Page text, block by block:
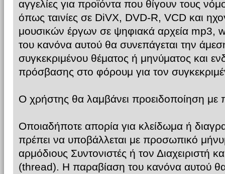
αγγελίες για προϊόντα που θίγουν τους
όπως ταινίες σε DiVX, DVD-R, VCD και
μουσικών έργων σε ψηφιακά αρχεία mp3,
του κανόνα αυτού θα συνεπάγεται την
συγκεκριμένου θέματος ή μηνύματος και
πρόσβασης στο φόρουμ για τον
Ο χρήστης θα λαμβάνει προειδοποίηση
Οποιαδήποτε απορία για κλείδωμα ή
πρέπει να υποβάλλεται με προσωπικό
αρμόδιους Συντονιστές ή τον Διαχειριστή
(thread). Η παραβίαση του κανόνα αυτού